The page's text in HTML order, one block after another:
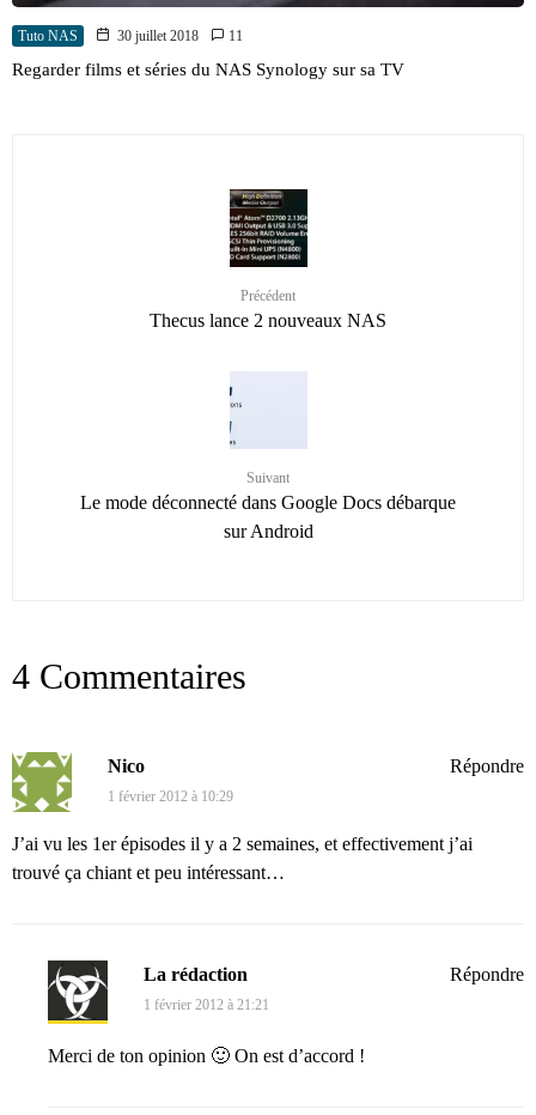
Tuto NAS 30 juillet 2018 11
Regarder films et séries du NAS Synology sur sa TV
Précédent
Thecus lance 2 nouveaux NAS
Suivant
Le mode déconnecté dans Google Docs débarque
sur Android
4 Commentaires
Nico
1 février 2012 à 10:29
J’ai vu les 1er épisodes il y a 2 semaines, et effectivement j’ai
trouvé ça chiant et peu intéressant…
Répondre
La rédaction
1 février 2012 à 21:21
Merci de ton opinion 🙂 On est d’accord !
Répondre